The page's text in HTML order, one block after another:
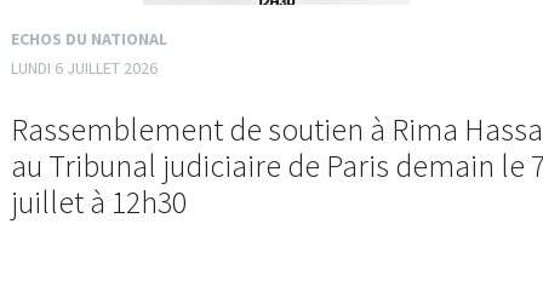
ECHOS DU NATIONAL
LUNDI 6 JUILLET 2026
Rassemblement de soutien à Rima
au Tribunal judiciaire de Paris demain le
juillet à 12h30